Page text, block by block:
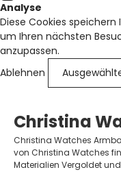
Analyse
Diese Cookies
um Ihren nächsten
anzupassen.
Ablehnen
Christina
Christina Watches
von Christina Watches
Materialien Vergoldet und